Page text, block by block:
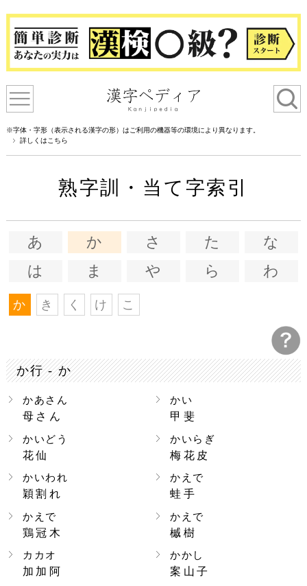
※字体・字形（表示される漢字の形）はご利用の機器等の環境により異なります。
詳しくはこちら
熟字訓・当て字索引
あ か さ た
な
は
ま や ら わ
か き く け こ
か行 - か
かあさん
母さん
かい
甲斐
かいどう
花仙
かいらぎ
梅花皮
かいわれ
穎割れ
かえで
蛙手
かえで
鶏冠木
かえで
槭樹
カカオ
加加阿
かかし
案山子